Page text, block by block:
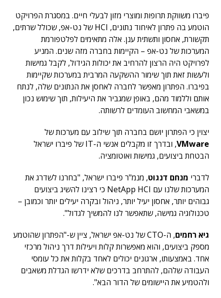
פיברו משווקת תרופות ומוצרי מזון לבעלי חיים. במסגרת הפרויקט
הוטמע בה פתרון לאיחוד נתונים, HCI של נט-אפ, שכולל שרתים,
תקשורת, אחסון ותשתית ענן. אלה מתאימים לפלטפורמת
המערכות של נט-אפ – הקיימות בחברה מזה שנים. המניע
לפרויקט היה הרצון להרחיב את יכולות הגידול, לקבל גמישות
ולעשות זאת תוך שימור ההשקעה המרבית במערכות שקיימות
בפיברו. הפתרון מאפשר לחברה לאחסן את הנתונים שלה, לנתח
אותם וללמוד מהם, באופן שמגביר את היעילות, תוך שימוש נכון
במשאבי המחשוב העומדים לרשותה.
יצוין כי הפתרון יושם בחברה תוך שילוב עם מערכות של
VMware
, ובדרך זו מקבלים אנשי ה-IT של פיברו ישראל
הבטחת ביצועים, גמישות ואוטומציה.
לדברי מנחם דנגוט, מנמ"ר פיברו ישראל, "בחרנו לשדרג את
המערכות שלנו עם NetApp HCI כי רצינו להשיג ביצועים
גבוהים יותר, אחסון יעיל יותר, ניהול ובקרה יעילים יותר וכמובן –
טכנולוגיה גמישה, שתאפשר לנו להמשיך לגדול".
גיא רחמים
, ה-CTO של נט-אפ ישראל, ציין ש-"הפתרון שהוטמע
מספק ביצועים, והוא מאפשרות קלות ויעילות דרך ניהול מרכזי
אחד. באמצעותו, ארגונים יכולים לאחד בקלות את כל עומסי
העבודה שלהם, להתרחב בדרכים שלא ידרשו הגדלת משאבים
ולהטמיע את היישומים של הדור הבא".